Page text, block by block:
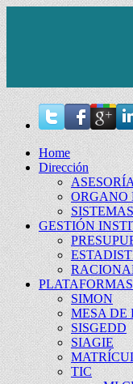
Home
Dirección
ORGANO
GESTIÓN
PLATAFORMAS
SIMON
MESA DE
SISGEDD
SIAGIE
TIC